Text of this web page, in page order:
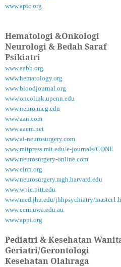
www.apic.org
Hematologi &Onkologi
Neurologi & Bedah Saraf
Psikiatri
www.aabb.org
www.hematology.org
www.bloodjournal.org
www.oncolink.upenn.edu
www.neuro.mcg.edu
www.aan.com
www.aaem.net
www.ai-neurosurgery.com
www.mitpress.mit.edu/e-journals/CONE
www.neurosurgery-online.com
www.cinn.org
www.neurosurgery.mgh.harvard.edu
www.wpic.pitt.edu
www.med.jhu.edu/jhhpsychiatry/
www.ccrn.uwa.edu.au
www.appi.org
Pediatri & Kesehatan
Geriatri/Gerontologi
Kesehatan Olahraga